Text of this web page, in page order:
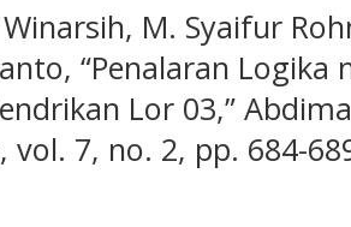
M. Syaifur
“Penalaran
Lor 03,”
vol. 7, no. 2, pp. 684-